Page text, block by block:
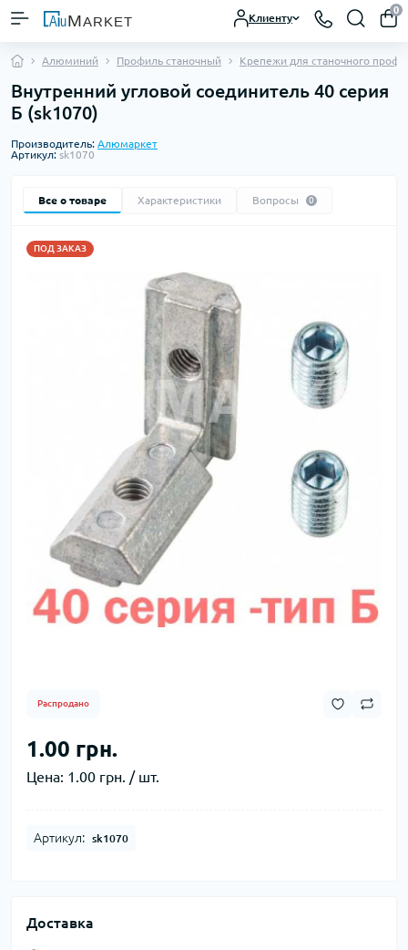
Клиенту
0
Алюминий Профиль станочный Крепежи для станочного
Внутренний угловой соединитель 40 серия
Б (sk1070)
Производитель: Алюмаркет
Артикул: sk1070
Все о товаре Характеристики Вопросы 0
ПОД ЗАКАЗ
Распродано
1.00 грн.
Цена: 1.00 грн. / шт.
Артикул: sk1070
Доставка